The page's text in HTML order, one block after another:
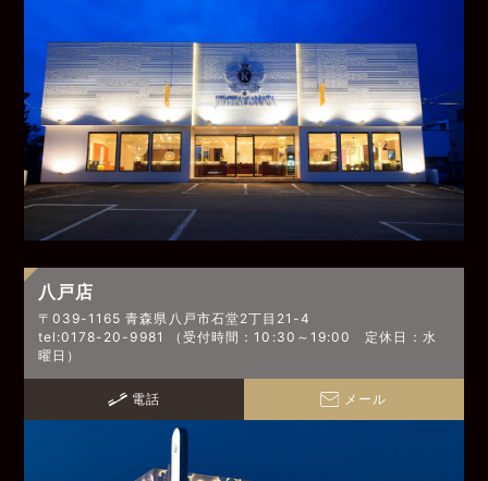
八戸店
〒039-1165 青森県八戸市石堂2丁目21-4
tel:0178-20-9981 （受付時間：10:30～19:00 定休日：水
曜日）
電話 メール